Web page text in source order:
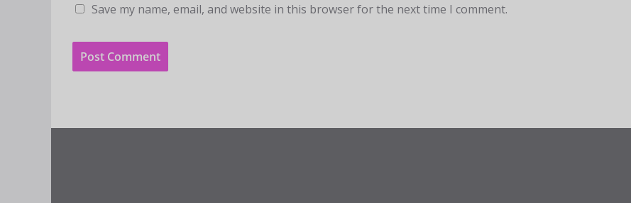
Save my name, email, and website in this browser for the next time I comment.